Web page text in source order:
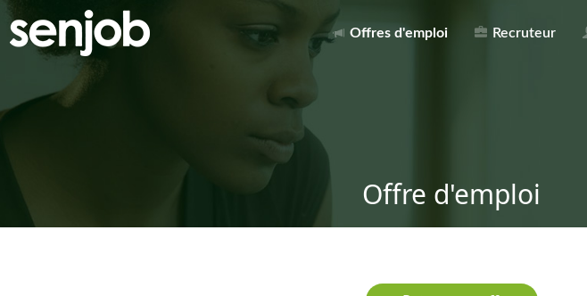
Offres d'emploi Recruteur
Offre d'emploi